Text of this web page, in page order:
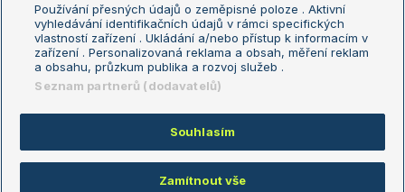
Podmínky užití
Nastavení soukromí
GDPR a žurnalistika
Reklama
Kontakt
Informace o zpracování osobních
údajů
Copyright © 2008-2026 TenisPortal.cz. Využíváme zpravodajství ČTK.
Používání přesných údajů o zeměpisné poloze . Aktivní
vyhledávání identifikačních údajů v rámci specifických
vlastností zařízení . Ukládání a/nebo přístup k informacím v
zařízení . Personalizovaná reklama a obsah, měření reklam
a obsahu, průzkum publika a rozvoj služeb .
Seznam partnerů (dodavatelů)
Souhlasím
Zamítnout vše